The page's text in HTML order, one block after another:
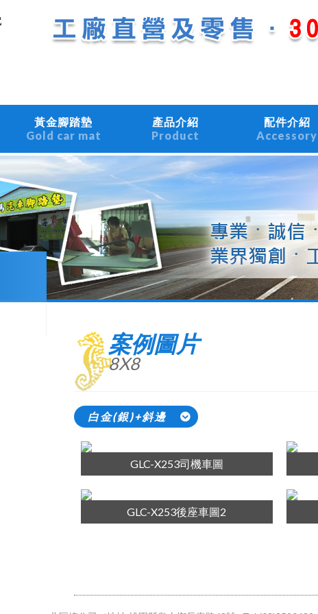
黃金腳踏墊
Gold car mat
產品介紹
Product
配件介紹
Accessory
案例圖片
8X8
白金(銀)+斜邊
GLC-X253司機車圖
GLC-X253後座車圖2